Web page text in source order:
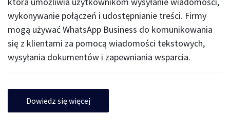
wykonywanie połączeń i udostępnianie treści. Firmy
mogą używać WhatsApp Business do komunikowania
się z klientami za pomocą wiadomości tekstowych,
wysyłania dokumentów i zapewniania wsparcia.
Dowiedz się więcej